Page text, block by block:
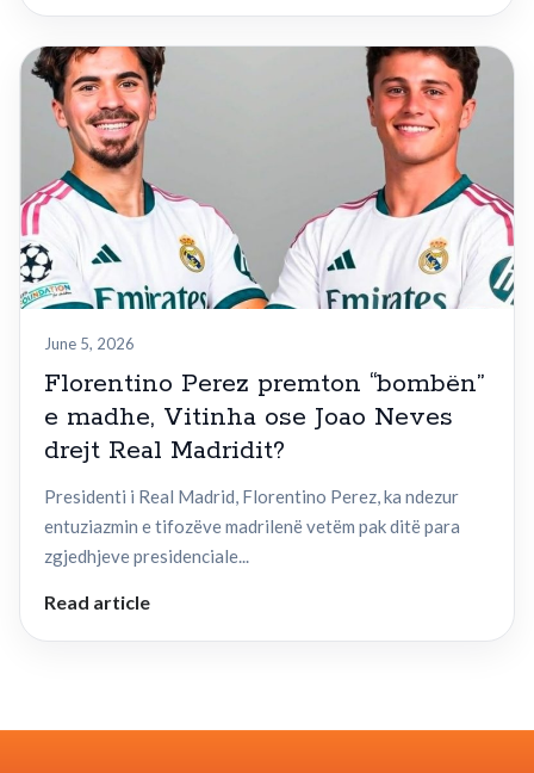
June 5, 2026
Florentino Perez premton “bombën”
e madhe, Vitinha ose Joao Neves
drejt Real Madridit?
Presidenti i Real Madrid, Florentino Perez, ka ndezur
entuziazmin e tifozëve madrilenë vetëm pak ditë para
zgjedhjeve presidenciale...
Read article